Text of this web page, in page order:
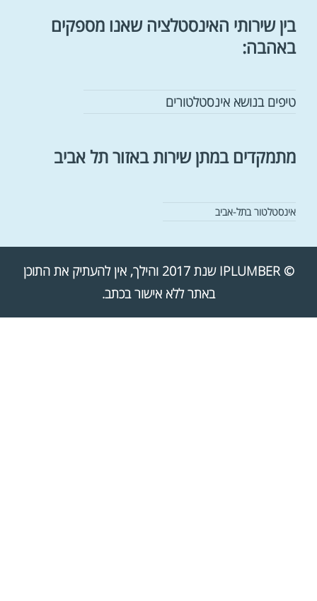
בין שירותי האינסטלציה שאנו מספקים
באהבה:
טיפים בנושא אינסטלטורים
מתמקדים במתן שירות באזור תל אביב
אינסטלטור בתל-אביב
© IPLUMBER שנת 2017 והילך, אין להעתיק את התוכן
באתר ללא אישור בכתב.